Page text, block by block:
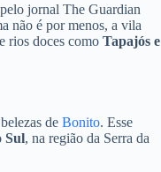
jornal The Guardian
não é por menos, a vila
rios doces como Tapajós e
de Bonito. Esse
Sul, na região da Serra da